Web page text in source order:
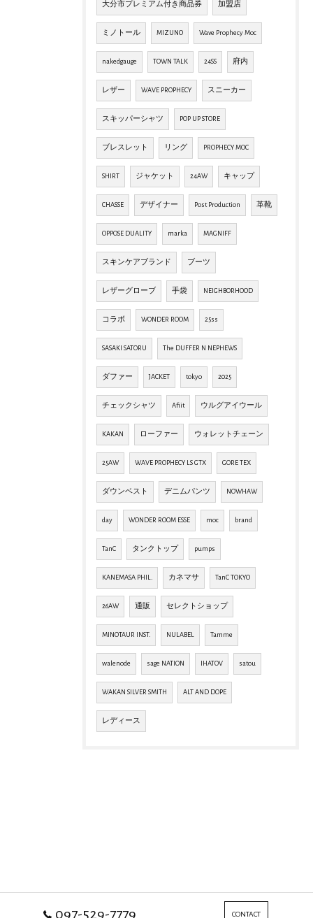
大分市プレミアム付き商品券 加盟店
ミノトール MIZUNO Wave Prophecy Moc
nakedgauge TOWN TALK 24SS 府内
レザー WAVE PROPHECY スニーカー
スキッパーシャツ POP UP STORE
ブレスレット リング PROPHECY MOC
SHIRT ジャケット 24AW キャップ
CHASSE デザイナー Post Production 革靴
OPPOSE DUALITY marka MAGNIFF
スキンケアブランド ブーツ
レザーグローブ 手袋 NEIGHBORHOOD
コラボ WONDER ROOM 25ss
SASAKI SATORU The DUFFER N NEPHEWS
ダファー JACKET tokyo 2025
チェックシャツ Afiit ウルグアイウール
KAKAN ローファー ウォレットチェーン
25AW WAVE PROPHECY LS GTX GORE TEX
ダウンベスト デニムパンツ NOWHAW
day WONDER ROOM ESSE moc brand
TanC タンクトップ pumps
KANEMASA PHIL. カネマサ TanC TOKYO
26AW 通販 セレクトショップ
MINOTAUR INST. NULABEL Tamme
walenode sage NATION IHATOV satou
WAKAN SILVER SMITH ALT AND DOPE
レディース
097-529-7779 CONTACT